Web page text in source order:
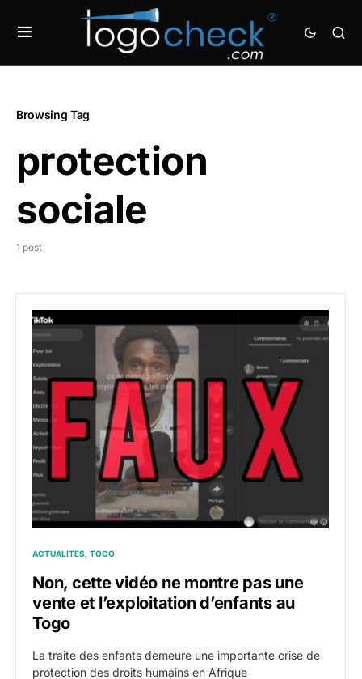
Browsing Tag
protection
sociale
1 post
ACTUALITES TOGO
Non, cette vidéo ne montre pas une
vente et l’exploitation d’enfants au
Togo
La traite des enfants demeure une importante crise de
protection des droits humains en Afrique